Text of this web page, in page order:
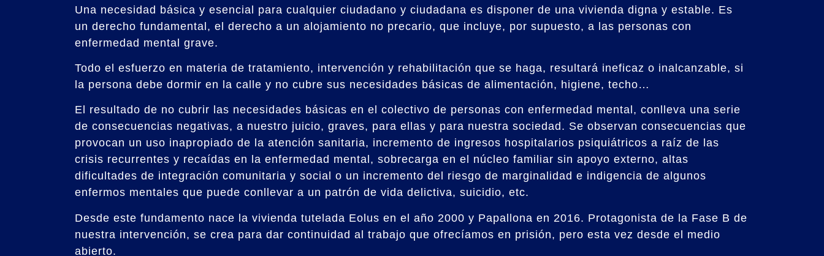
Una necesidad básica y esencial para cualquier ciudadano y ciudadana es disponer de una vivienda digna y estable. Es
un derecho fundamental, el derecho a un alojamiento no precario, que incluye, por supuesto, a las personas con
enfermedad mental grave.
Todo el esfuerzo en materia de tratamiento, intervención y rehabilitación que se haga, resultará ineficaz o inalcanzable, si
la persona debe dormir en la calle y no cubre sus necesidades básicas de alimentación, higiene, techo…
El resultado de no cubrir las necesidades básicas en el colectivo de personas con enfermedad mental, conlleva una serie
de consecuencias negativas, a nuestro juicio, graves, para ellas y para nuestra sociedad. Se observan consecuencias que
provocan un uso inapropiado de la atención sanitaria, incremento de ingresos hospitalarios psiquiátricos a raíz de las
crisis recurrentes y recaídas en la enfermedad mental, sobrecarga en el núcleo familiar sin apoyo externo, altas
dificultades de integración comunitaria y social o un incremento del riesgo de marginalidad e indigencia de algunos
enfermos mentales que puede conllevar a un patrón de vida delictiva, suicidio, etc.
Desde este fundamento nace la vivienda tutelada Eolus en el año 2000 y Papallona en 2016. Protagonista de la Fase B de
nuestra intervención, se crea para dar continuidad al trabajo que ofrecíamos en prisión, pero esta vez desde el medio
abierto.